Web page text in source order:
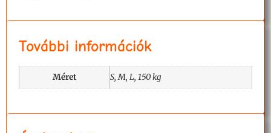
További információk
Méret S, M, L, 150 kg